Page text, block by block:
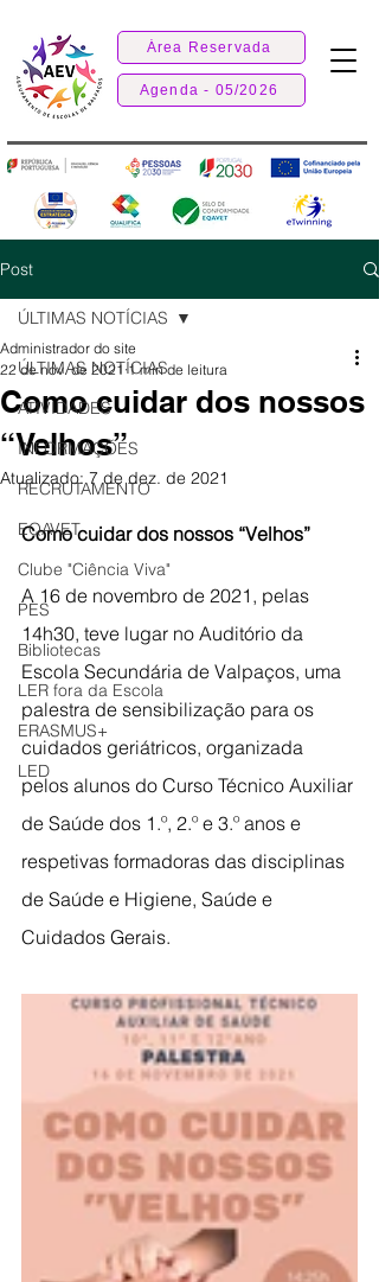
Área Reservada
Agenda - 05/2026
Post
ÚLTIMAS NOTÍCIAS
ATIVIDADES
INFORMAÇÕES
RECRUTAMENTO
EQAVET
Clube "Ciência Viva"
PES
Bibliotecas
LER fora da Escola
ERASMUS+
LED
ÚLTIMAS NOTÍCIAS
Como cuidar dos nossos
“Velhos”
Administrador do site
22 de nov. de 2021 1 min de leitura
Atualizado:7 de dez. de 2021
Como cuidar dos nossos “Velhos”
A 16 de novembro de 2021, pelas
14h30, teve lugar no Auditório da
Escola Secundária de Valpaços, uma
palestra de sensibilização para os
cuidados geriátricos, organizada
pelos alunos do Curso Técnico Auxiliar
de Saúde dos 1.º, 2.º e 3.º anos e
respetivas formadoras das disciplinas
de Saúde e Higiene, Saúde e
Cuidados Gerais.